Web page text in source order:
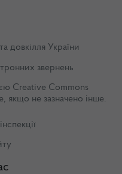
довкілля України
звернень
Creative Commons
, якщо не зазначено інше.